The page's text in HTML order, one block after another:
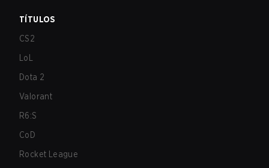
TÍTULOS
CS2
LoL
Dota 2
Valorant
R6:S
CoD
Rocket League